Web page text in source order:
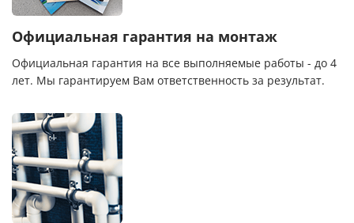
Официальная гарантия на монтаж
Официальная гарантия на все выполняемые работы - до 4
лет. Мы гарантируем Вам ответственность за результат.